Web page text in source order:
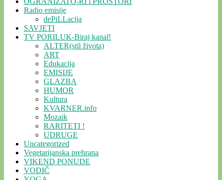
Radio emisije
dePiLLacija
SAVJETI
TV PORILUK-Biraj kanal!
ALTER(stil života)
ART
Edukacija
EMISIJE
GLAZBA
HUMOR
Kultura
KVARNER.info
Mozaik
RARITETI !
UDRUGE
Uncategorized
Vegetarijanska prehrana
VIKEND PONUDE
VODIČ